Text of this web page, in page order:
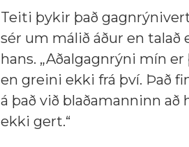
Teiti þykir það
sér um málið áður en
hans. „Aðalgagnrýni mín
en greini ekki frá því. Það
á það við blaðamanninn
ekki gert.“